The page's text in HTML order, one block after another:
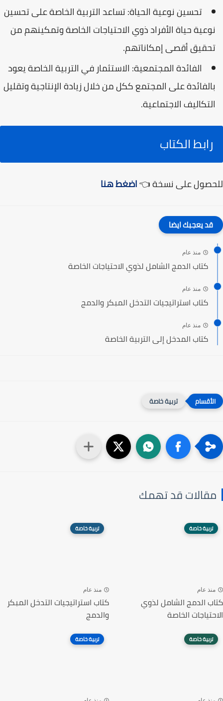
تحسين نوعية الحياة: تساعد التربية الخاصة على تحسين
نوعية حياة الأفراد ذوي الاحتياجات الخاصة وتمكينهم من
تحقيق أقصى إمكاناتهم.
الفائدة المجتمعية: الاستثمار في التربية الخاصة يعود
بالفائدة على المجتمع ككل من خلال زيادة الإنتاجية وتقليل
التكاليف الاجتماعية.
رابط الكتاب
للحصول على نسخة 👈اضغط هنا
قد يعجبك ايضا
منذ عام
كتاب الدمج الشامل لذوي الاحتياجات الخاصة
منذ عام
كتاب استراتيجيات التدخل المبكر والدمج
منذ عام
كتاب المدخل إلى التربية الخاصة‎
تربية خاصة
مقالات قد تهمك
تربية خاصة
منذ عام
كتاب الدمج الشامل لذوي
الاحتياجات الخاصة
تربية خاصة
منذ عام
كتاب استراتيجيات التدخل المبكر
والدمج
تربية خاصة تربية خاصة